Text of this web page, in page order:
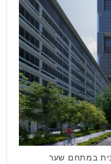
במתחם שער